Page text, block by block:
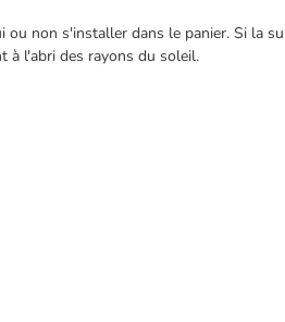
non s'installer dans le panier. Si la
à l'abri des rayons du soleil.